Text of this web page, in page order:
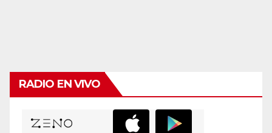
RADIO EN VIVO